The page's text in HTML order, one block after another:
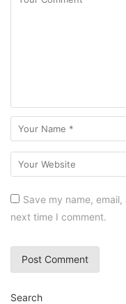
Save my name,
next time I comment.
Search